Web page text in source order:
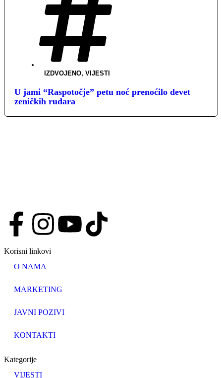
IZDVOJENO, VIJESTI
U jami “Raspotočje” petu noć prenoćilo devet
zeničkih rudara
Korisni linkovi
O NAMA
MARKETING
JAVNI POZIVI
KONTAKTI
Kategorije
VIJESTI